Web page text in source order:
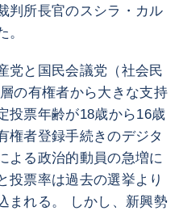
判所長官のスシラ・カル
。
と国民会議党（社会民
有権者から大きな支持
投票年齢が18歳から16歳
権者登録手続きのデジタ
よる政治的動員の急増に
投票率は過去の選挙より
まれる。 しかし、新興勢